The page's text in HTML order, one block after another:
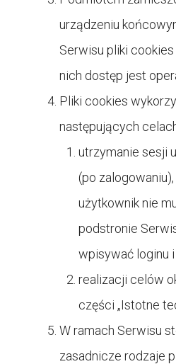
urządzeniu
Serwisu pliki
nich dostęp jest
Pliki cookies
następujących
utrzymanie sesji
(po
użytkownik nie
podstronie
wpisywać loginu i
realizacji celów
części „Istotne
W ramach Serwisu
zasadnicze rodzaje